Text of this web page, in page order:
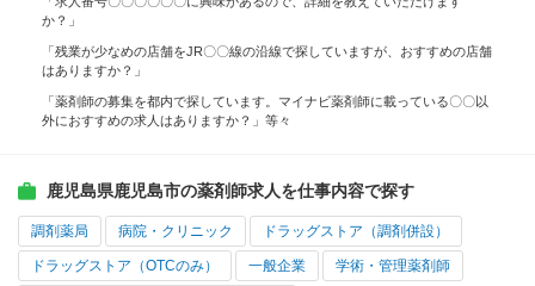
か？」
「残業が少なめの店舗をJR〇〇線の沿線で探していますが、おすすめの店舗
はありますか？」
「薬剤師の募集を都内で探しています。マイナビ薬剤師に載っている〇〇以
外におすすめの求人はありますか？」等々
鹿児島県鹿児島市の薬剤師求人を仕事内容で探す
調剤薬局 病院・クリニック ドラッグストア（調剤併設）
ドラッグストア（OTCのみ） 一般企業 学術・管理薬剤師